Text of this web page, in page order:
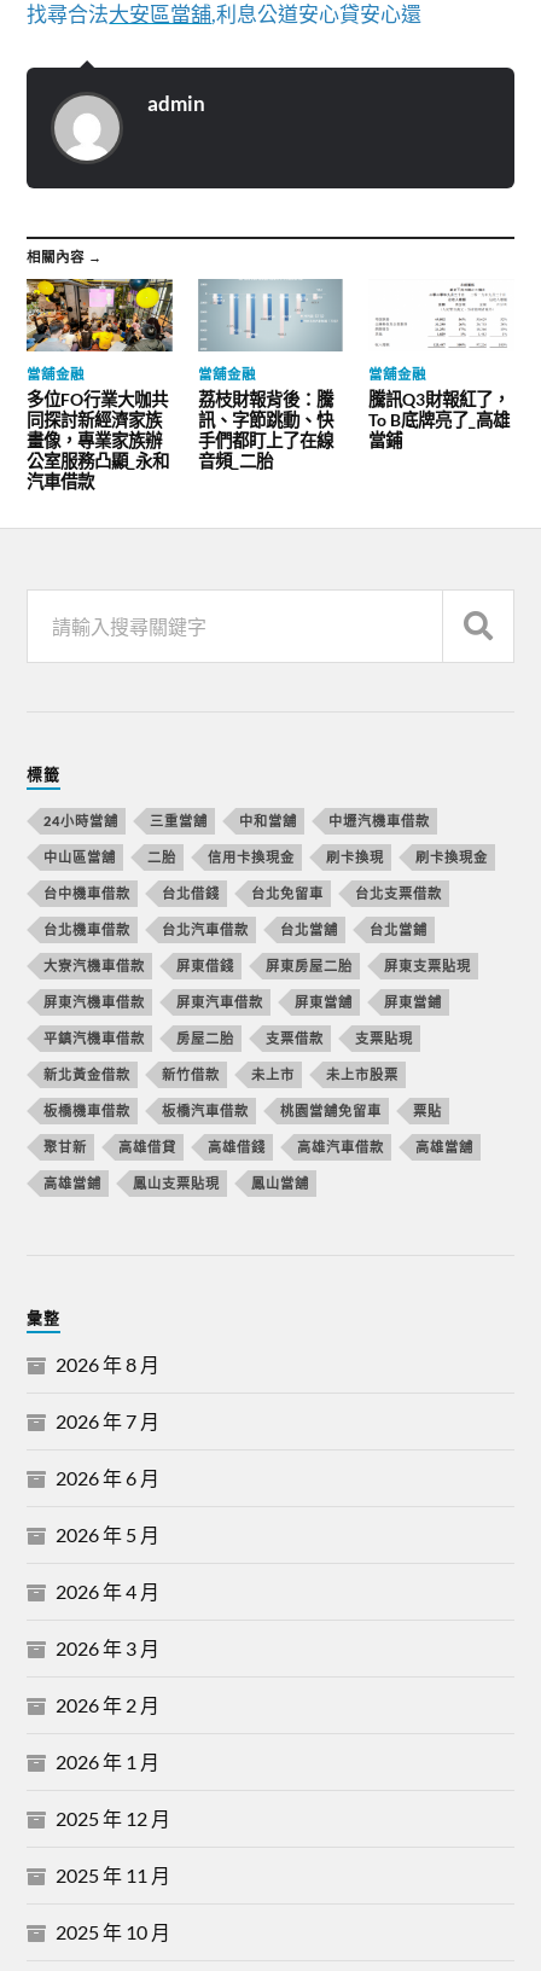
找尋合法大安區當舖,利息公道安心貸安心還
admin
相關內容 →
當舖金融
多位FO行業大咖共
同探討新經濟家族
畫像，專業家族辦
公室服務凸顯_永和
汽車借款
當舖金融
荔枝財報背後：騰
訊、字節跳動、快
手們都盯上了在線
音頻_二胎
當舖金融
騰訊Q3財報紅了，
To B底牌亮了_高雄
當鋪
標籤
24小時當舖 三重當舖 中和當舖 中壢汽機車借款
中山區當舖 二胎 信用卡換現金 刷卡換現 刷卡換現金
台中機車借款 台北借錢 台北免留車 台北支票借款
台北機車借款 台北汽車借款 台北當舖 台北當鋪
大寮汽機車借款 屏東借錢 屏東房屋二胎 屏東支票貼現
屏東汽機車借款 屏東汽車借款 屏東當舖 屏東當鋪
平鎮汽機車借款 房屋二胎 支票借款 支票貼現
新北黃金借款 新竹借款 未上市 未上市股票
板橋機車借款 板橋汽車借款 桃園當舖免留車 票貼
聚甘新 高雄借貸 高雄借錢 高雄汽車借款 高雄當舖
高雄當鋪 鳳山支票貼現 鳳山當舖
彙整
2026 年 8 月
2026 年 7 月
2026 年 6 月
2026 年 5 月
2026 年 4 月
2026 年 3 月
2026 年 2 月
2026 年 1 月
2025 年 12 月
2025 年 11 月
2025 年 10 月